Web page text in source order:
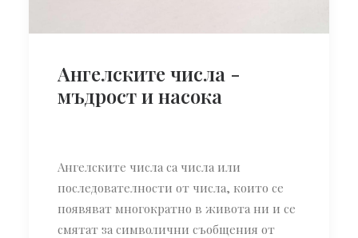
Ангелските числа -
мъдрост и насока
Ангелските числа са числа или
последователности от числа, които се
появяват многократно в живота ни и се
смятат за символични съобщения от